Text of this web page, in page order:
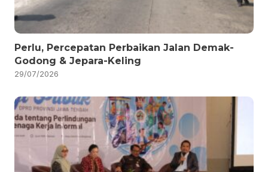
Perlu, Percepatan Perbaikan Jalan Demak-
Godong & Jepara-Keling
29/07/2026